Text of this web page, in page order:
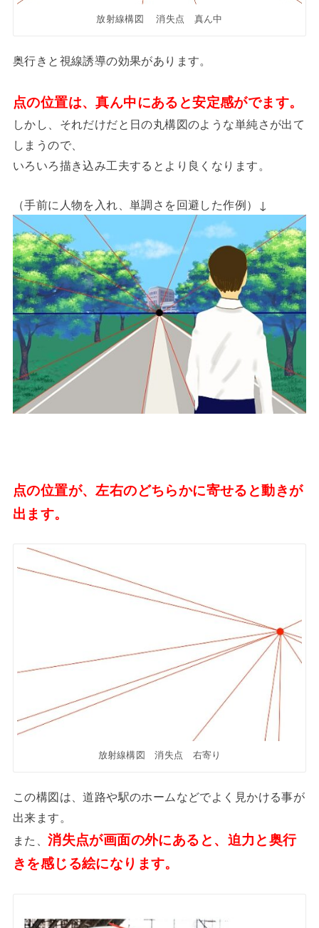
放射線構図 消失点 真ん中
奥行きと視線誘導の効果があります。
点の位置は、真ん中にあると安定感がでます。
しかし、それだけだと日の丸構図のような単純さが出て
しまうので、
いろいろ描き込み工夫するとより良くなります。
（手前に人物を入れ、単調さを回避した作例）↓
点の位置が、左右のどちらかに寄せると動きが
出ます。
放射線構図 消失点 右寄り
この構図は、道路や駅のホームなどでよく見かける事が
出来ます。
また、消失点が画面の外にあると、迫力と奥行
きを感じる絵になります。